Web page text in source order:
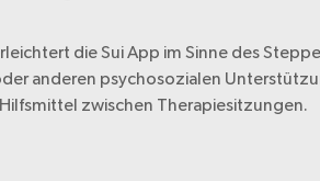
die Sui App im Sinne des
anderen psychosozialen
zwischen Therapiesitzungen.